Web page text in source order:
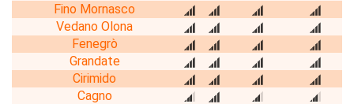
Fino Mornasco
Vedano Olona
Fenegrò
Grandate
Cirimido
Cagno